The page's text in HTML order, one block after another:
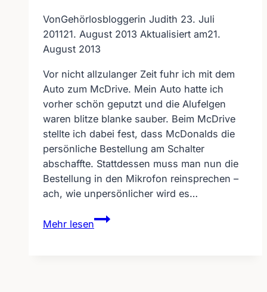
VonGehörlosbloggerin Judith 23. Juli
201121. August 2013 Aktualisiert am21.
August 2013
Vor nicht allzulanger Zeit fuhr ich mit dem
Auto zum McDrive. Mein Auto hatte ich
vorher schön geputzt und die Alufelgen
waren blitze blanke sauber. Beim McDrive
stellte ich dabei fest, dass McDonalds die
persönliche Bestellung am Schalter
abschaffte. Stattdessen muss man nun die
Bestellung in den Mikrofon reinsprechen –
ach, wie unpersönlicher wird es…
Mehr lesen
Eine
Barriere